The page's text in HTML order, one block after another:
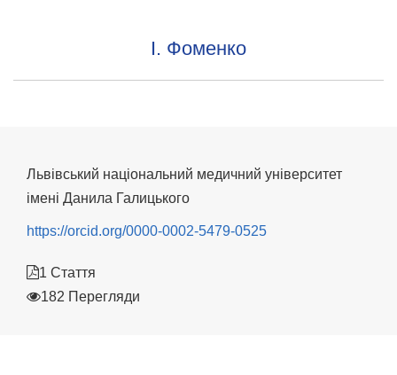
І. Фоменко
Львівський національний медичний університет
імені Данила Галицького
https://orcid.org/0000-0002-5479-0525
1 Стаття
182 Перегляди